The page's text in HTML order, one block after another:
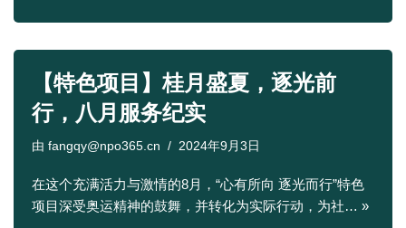
【特色项目】桂月盛夏，逐光前
行，八月服务纪实
由 fangqy@npo365.cn 2024年9月3日
在这个充满活力与激情的8月，“心有所向 逐光而行”特色
项目深受奥运精神的鼓舞，并转化为实际行动，为社… »